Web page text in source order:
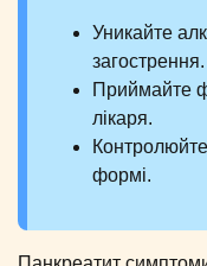
Уникайте
загострення.
Приймайте
лікаря.
формі.